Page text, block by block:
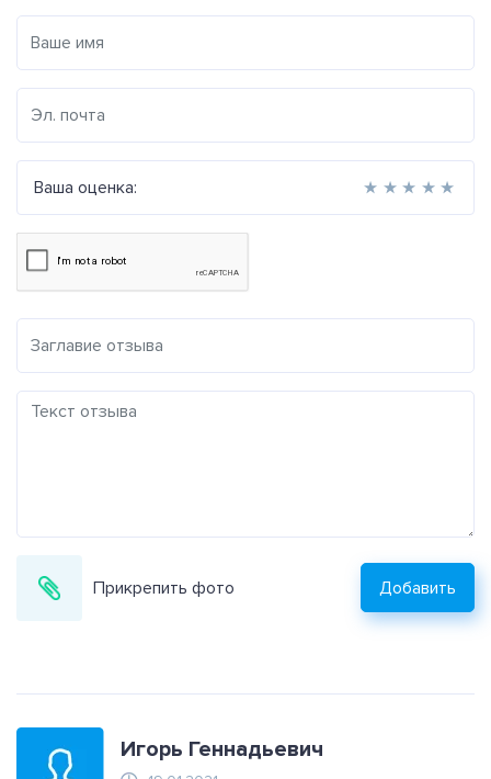
Ваша оценка: ★
★
★
★
★
Прикрепить фото Добавить
Игорь Геннадьевич